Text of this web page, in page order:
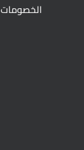
الخصومات